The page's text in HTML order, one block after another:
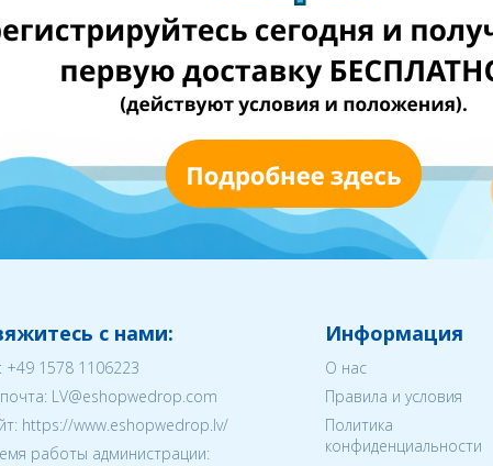
с нами:
+49 1578 1106223
LV@eshopwedrop.com
https://www.eshopwedrop.lv/
работы администрации:
Информация
О нас
Правила и условия
Политика
конфиденциальности